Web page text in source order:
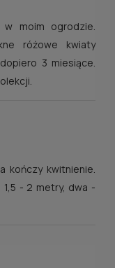
w moim ogrodzie.
różowe kwiaty
3 miesiące.
kończy kwitnienie.
1,5 - 2 metry, dwa -